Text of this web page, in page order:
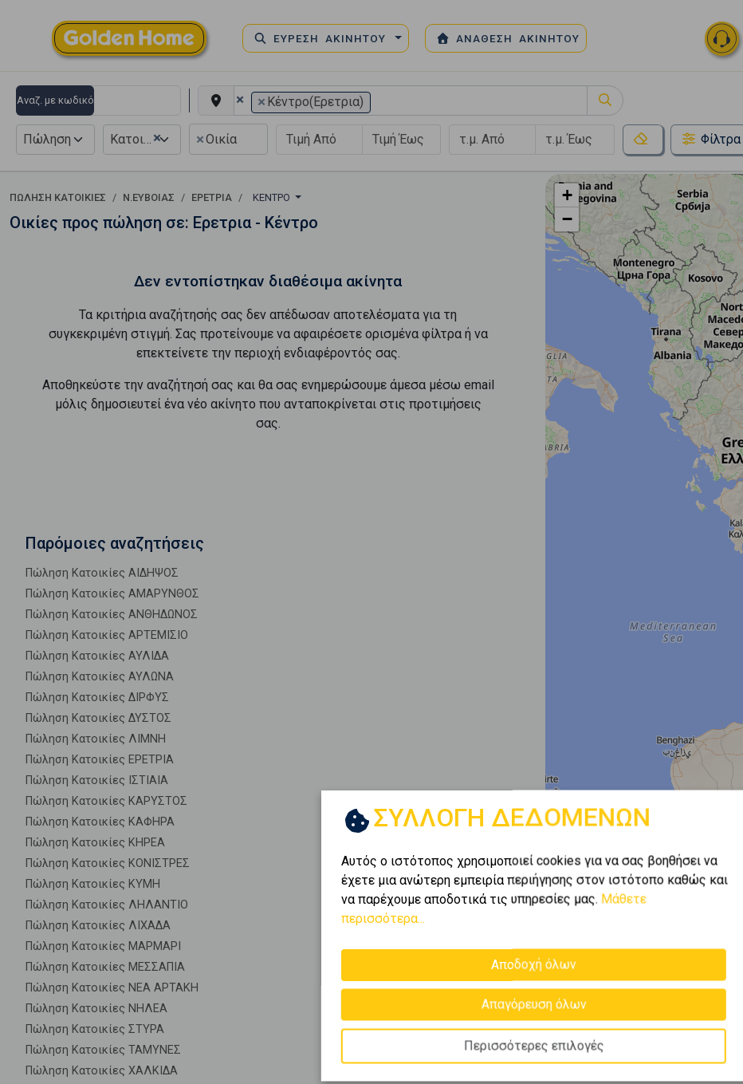
ΕΥΡΕΣΗ ΑΚΙΝΗΤΟΥ ΑΝΑΘΕΣΗ ΑΚΙΝΗΤΟΥ
Αναζ. με κωδικό × × Κέντρο(Ερετρια)
Πώληση ×
Κατοικία ×Οικία Φίλτρα
ΠΏΛΗΣΗ ΚΑΤΟΙΚΊΕΣ Ν.ΕΥΒΟΙΑΣ ΕΡΕΤΡΙΑ ΚΈΝΤΡΟ
Οικίες προς πώληση σε: Ερετρια - Κέντρο
Δεν εντοπίστηκαν διαθέσιμα ακίνητα
Τα κριτήρια αναζήτησής σας δεν απέδωσαν αποτελέσματα για τη
συγκεκριμένη στιγμή. Σας προτείνουμε να αφαιρέσετε ορισμένα φίλτρα ή να
επεκτείνετε την περιοχή ενδιαφέροντός σας.
Αποθηκεύστε την αναζήτησή σας και θα σας ενημερώσουμε άμεσα μέσω email
μόλις δημοσιευτεί ένα νέο ακίνητο που ανταποκρίνεται στις προτιμήσεις
σας.
Παρόμοιες αναζητήσεις
Πώληση Κατοικίες ΑΙΔΗΨΟΣ
Πώληση Κατοικίες ΑΜΑΡΥΝΘΟΣ
Πώληση Κατοικίες ΑΝΘΗΔΩΝΟΣ
Πώληση Κατοικίες ΑΡΤΕΜΙΣΙΟ
Πώληση Κατοικίες ΑΥΛΙΔΑ
Πώληση Κατοικίες ΑΥΛΩΝΑ
Πώληση Κατοικίες ΔΙΡΦΥΣ
Πώληση Κατοικίες ΔΥΣΤΟΣ
Πώληση Κατοικίες ΛΙΜΝΗ
Πώληση Κατοικίες ΕΡΕΤΡΙΑ
Πώληση Κατοικίες ΙΣΤΙΑΙΑ
Πώληση Κατοικίες ΚΑΡΥΣΤΟΣ
Πώληση Κατοικίες ΚΑΦΗΡΑ
Πώληση Κατοικίες ΚΗΡΕΑ
Πώληση Κατοικίες ΚΟΝΙΣΤΡΕΣ
Πώληση Κατοικίες ΚΥΜΗ
Πώληση Κατοικίες ΛΗΛΑΝΤΙΟ
Πώληση Κατοικίες ΛΙΧΑΔΑ
Πώληση Κατοικίες ΜΑΡΜΑΡΙ
Πώληση Κατοικίες ΜΕΣΣΑΠΙΑ
Πώληση Κατοικίες ΝΕΑ ΑΡΤΑΚΗ
Πώληση Κατοικίες ΝΗΛΕΑ
Πώληση Κατοικίες ΣΤΥΡΑ
Πώληση Κατοικίες ΤΑΜΥΝΕΣ
Πώληση Κατοικίες ΧΑΛΚΙΔΑ
+
−
ΣΥΛΛΟΓΗ ΔΕΔΟΜΕΝΩΝ
Αυτός ο ιστότοπος χρησιμοποιεί cookies για να σας βοηθήσει να
έχετε μια ανώτερη εμπειρία περιήγησης στον ιστότοπο καθώς και
να παρέχουμε αποδοτικά τις υπηρεσίες μας. Μάθετε
περισσότερα...
Αποδοχή όλων
Απαγόρευση όλων
Περισσότερες επιλογές